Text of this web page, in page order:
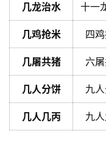
几龙治水 十一
几鸡抢米 四
几屠共猪 六
几人分饼 九
几人几丙 九